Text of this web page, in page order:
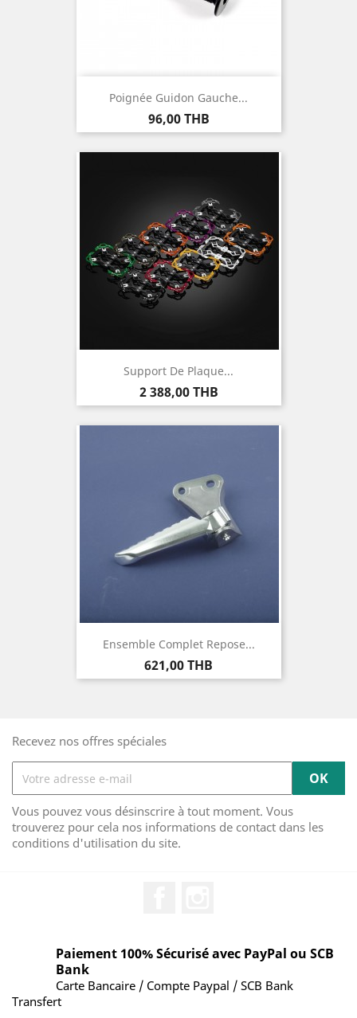
Poignée Guidon Gauche...
Prix
96,00 THB
Support De Plaque...
Prix
2 388,00 THB
Ensemble Complet Repose...
Prix
621,00 THB
Recevez nos offres spéciales
Vous pouvez vous désinscrire à tout moment. Vous
trouverez pour cela nos informations de contact dans les
conditions d'utilisation du site.
Paiement 100% Sécurisé avec PayPal ou SCB
Bank
Carte Bancaire / Compte Paypal / SCB Bank
Transfert